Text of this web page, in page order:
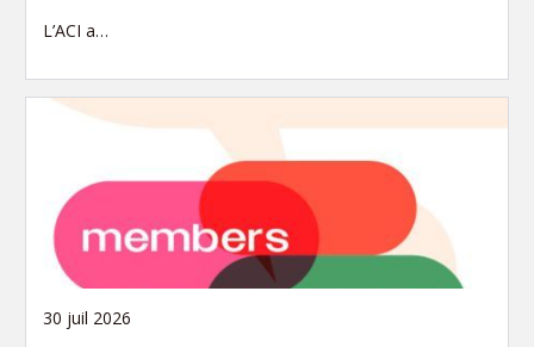
L’ACI a…
30 juil 2026